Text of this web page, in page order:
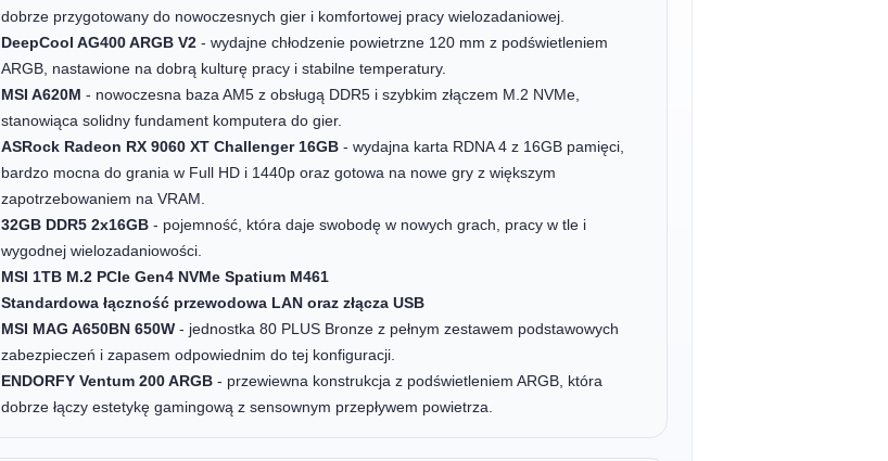
dobrze przygotowany do nowoczesnych gier i komfortowej pracy wielozadaniowej.
DeepCool AG400 ARGB V2 - wydajne chłodzenie powietrzne 120 mm z podświetleniem
ARGB, nastawione na dobrą kulturę pracy i stabilne temperatury.
MSI A620M - nowoczesna baza AM5 z obsługą DDR5 i szybkim złączem M.2 NVMe,
stanowiąca solidny fundament komputera do gier.
ASRock Radeon RX 9060 XT Challenger 16GB - wydajna karta RDNA 4 z 16GB pamięci,
bardzo mocna do grania w Full HD i 1440p oraz gotowa na nowe gry z większym
zapotrzebowaniem na VRAM.
32GB DDR5 2x16GB - pojemność, która daje swobodę w nowych grach, pracy w tle i
wygodnej wielozadaniowości.
MSI 1TB M.2 PCIe Gen4 NVMe Spatium M461
Standardowa łączność przewodowa LAN oraz złącza USB
MSI MAG A650BN 650W - jednostka 80 PLUS Bronze z pełnym zestawem podstawowych
zabezpieczeń i zapasem odpowiednim do tej konfiguracji.
ENDORFY Ventum 200 ARGB - przewiewna konstrukcja z podświetleniem ARGB, która
dobrze łączy estetykę gamingową z sensownym przepływem powietrza.